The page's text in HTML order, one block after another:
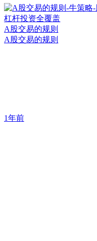
A股交易的规则
A股交易的规则
1年前